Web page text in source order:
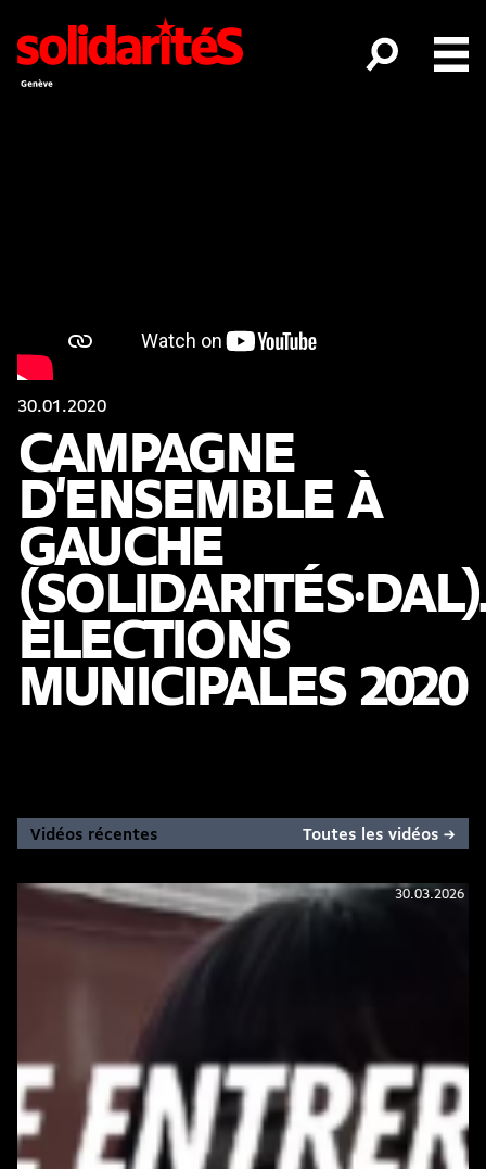
30.01.2020
CAMPAGNE
D'ENSEMBLE À
GAUCHE
ELECTIONS
MUNICIPALES 2020
Vidéos récentes Toutes les vidéos →
30.03.2026